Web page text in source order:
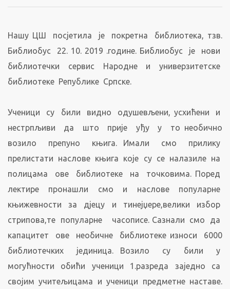
Нашу ЦШ посјетила је покретна библиотека, тзв.
Библиобус 22. 10. 2019 .године. Библиобус је нови
библиотечки сервис Народне и универзитетске
библиотеке Републике Српске.
Ученици су били видно одушевљени, усхићени и
нестрпљиви да што прије уђу у то необично
возило препуно књига. Имали смо прилику
прелистати наслове књига које су се налазиле на
полицама ове библиотеке на точковима. Поред
лектире пронашли смо и наслове популарне
књижевности за дјецу и тинејџере,велики избор
стрипова,те популарне часописе. Сазнали смо да
капацитет ове необичне библиотеке износи 6000
библиотечких јединица. Возило су били у
могућности обићи ученици 1.разреда заједно са
својим учитељицама и ученици предметне наставе.